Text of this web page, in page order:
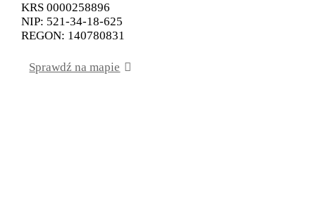
KRS 0000258896
NIP: 521-34-18-625
REGON: 140780831
Sprawdź na mapie